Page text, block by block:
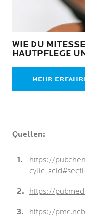
WIE DU
HAUTPFLEGE
MEHR
Quellen:
https://
cylic-
https://
https://